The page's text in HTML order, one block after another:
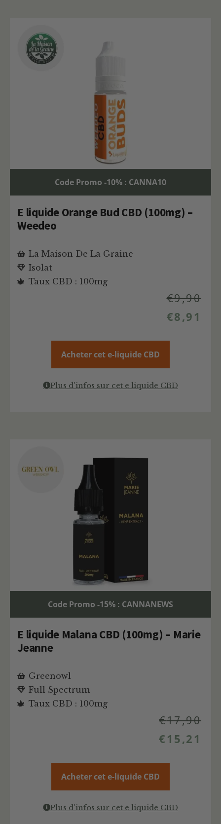
Code Promo -10% : CANNA10
E liquide Orange Bud CBD (100mg) –
Weedeo
La Maison De La Graine
Isolat
Taux CBD : 100mg
€9,90
€8,91
Acheter cet e-liquide CBD
Plus d'infos sur cet e liquide CBD
Code Promo -15% : CANNANEWS
E liquide Malana CBD (100mg) – Marie
Jeanne
Greenowl
Full Spectrum
Taux CBD : 100mg
€17,90
€ 15,21
Acheter cet e-liquide CBD
Plus d'infos sur cet e liquide CBD